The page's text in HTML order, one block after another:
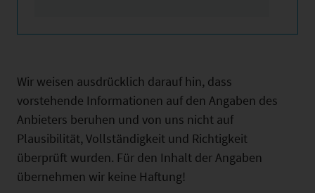
Wir weisen ausdrücklich darauf hin, dass
vorstehende Informationen auf den Angaben des
Anbieters beruhen und von uns nicht auf
Plausibilität, Vollständigkeit und Richtigkeit
überprüft wurden. Für den Inhalt der Angaben
übernehmen wir keine Haftung!